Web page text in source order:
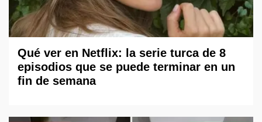
Qué ver en Netflix: la serie turca de 8
episodios que se puede terminar en un
fin de semana